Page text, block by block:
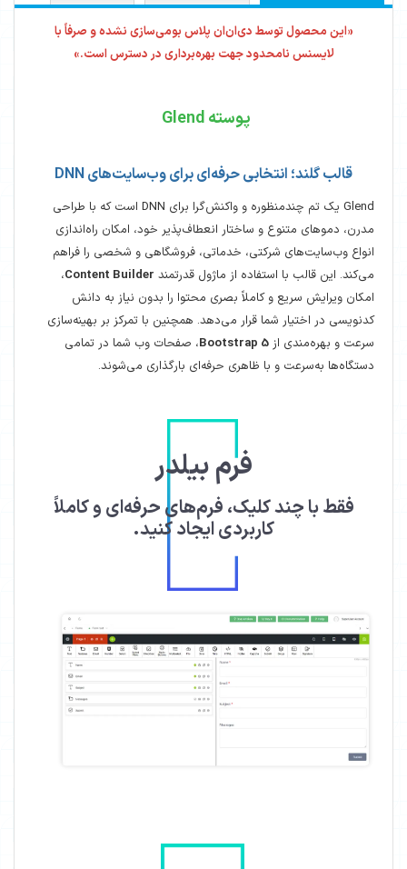
«این محصول توسط دی‌ان‌ان پلاس بومی‌سازی نشده و صرفاً با
لایسنس نامحدود جهت بهره‌برداری در دسترس است.»​
پوسته Glend
قالب گلند؛ انتخابی حرفه‌ای برای وب‌سایت‌های DNN
Glend یک تم چندمنظوره و واکنش‌گرا برای DNN است که با طراحی
مدرن، دموهای متنوع و ساختار انعطاف‌پذیر خود، امکان راه‌اندازی
انواع وب‌سایت‌های شرکتی، خدماتی، فروشگاهی و شخصی را فراهم
می‌کند. این قالب با استفاده از ماژول قدرتمند Content Builder،
امکان ویرایش سریع و کاملاً بصری محتوا را بدون نیاز به دانش
کدنویسی در اختیار شما قرار می‌دهد. همچنین با تمرکز بر بهینه‌سازی
سرعت و بهره‌مندی از Bootstrap 5، صفحات وب شما در تمامی
دستگاه‌ها به‌سرعت و با ظاهری حرفه‌ای بارگذاری می‌شوند.
فرم بیلدر
فقط با چند کلیک، فرم‌های حرفه‌ای و کاملاً
کاربردی ایجاد کنید.